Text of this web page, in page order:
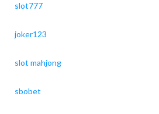
slot777
joker123
slot mahjong
sbobet